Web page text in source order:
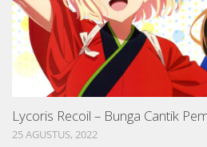
Lycoris Recoil – Bunga Cantik
25 AGUSTUS, 2022